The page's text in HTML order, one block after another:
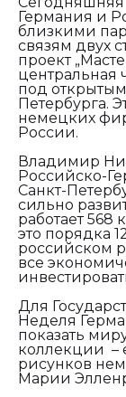
Германия и
близкими
связям двух
проект
центральная
под
Петербурга.
немецких
России.
Владимир
Российско-
Санкт-
сильно
работает
это порядка
российском
все
Для
Неделя
показать
коллекции –
рисунков
Марии